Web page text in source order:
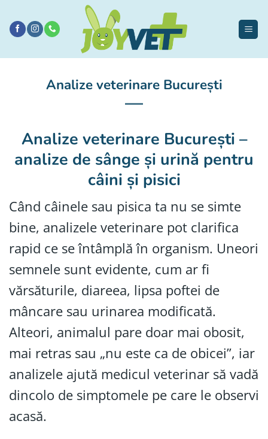
conținut
Analize veterinare București
Analize veterinare București –
analize de sânge și urină pentru
câini și pisici
Când câinele sau pisica ta nu se simte
bine, analizele veterinare pot clarifica
rapid ce se întâmplă în organism. Uneori
semnele sunt evidente, cum ar fi
vărsăturile, diareea, lipsa poftei de
mâncare sau urinarea modificată.
Alteori, animalul pare doar mai obosit,
mai retras sau „nu este ca de obicei”, iar
analizele ajută medicul veterinar să vadă
dincolo de simptomele pe care le observi
acasă.